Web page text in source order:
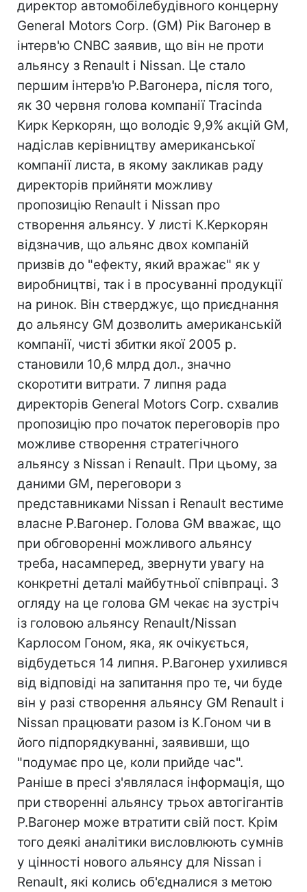
директор автомобілебудівного концерну
General Motors Corp. (GM) Рік Вагонер в
інтерв'ю CNBC заявив, що він не проти
альянсу з Renault і Nissan. Це стало
першим інтерв'ю Р.Вагонера, після того,
як 30 червня голова компанії Tracinda
Кирк Керкорян, що володіє 9,9% акцій GM,
надіслав керівництву американської
компанії листа, в якому закликав раду
директорів прийняти можливу
пропозицію Renault і Nissan про
створення альянсу. У листі К.Керкорян
відзначив, що альянс двох компаній
призвів до "ефекту, який вражає" як у
виробництві, так і в просуванні продукції
на ринок. Він стверджує, що приєднання
до альянсу GM дозволить американській
компанії, чисті збитки якої 2005 р.
становили 10,6 млрд дол., значно
скоротити витрати. 7 липня рада
директорів General Motors Corp. схвалив
пропозицію про початок переговорів про
можливе створення стратегічного
альянсу з Nissan і Renault. При цьому, за
даними GM, переговори з
представниками Nissan і Renault вестиме
власне Р.Вагонер. Голова GM вважає, що
при обговоренні можливого альянсу
треба, насамперед, звернути увагу на
конкретні деталі майбутньої співпраці. З
огляду на це голова GM чекає на зустріч
із головою альянсу Renault/Nissan
Карлосом Гоном, яка, як очікується,
відбудеться 14 липня. Р.Вагонер ухилився
від відповіді на запитання про те, чи буде
він у разі створення альянсу GM Renault і
Nissan працювати разом із К.Гоном чи в
його підпорядкуванні, заявивши, що
"подумає про це, коли прийде час".
Раніше в пресі з'являлася інформація, що
при створенні альянсу трьох автогігантів
Р.Вагонер може втратити свій пост. Крім
того деякі аналітики висловлюють сумнів
у цінності нового альянсу для Nissan і
Renault, які колись об'єдналися з метою